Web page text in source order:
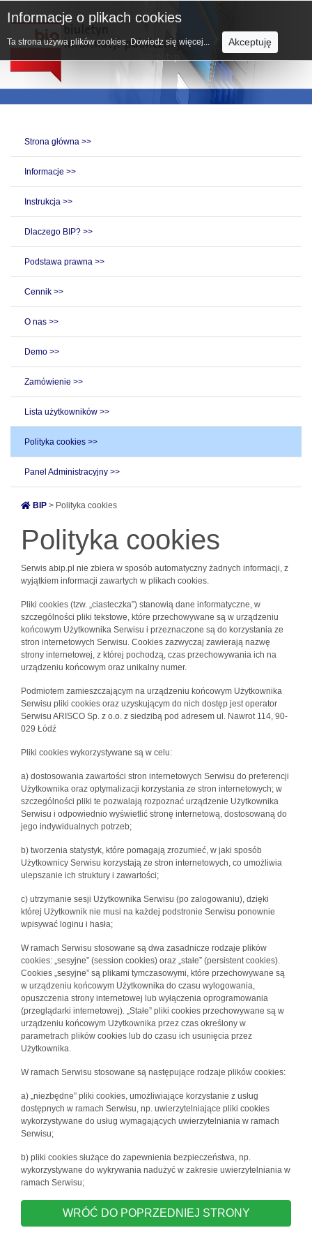
Strona główna >>
Informacje >>
Instrukcja >>
Dlaczego BIP? >>
Podstawa prawna >>
Cennik >>
O nas >>
Demo >>
Zamówienie >>
Lista użytkowników >>
Polityka cookies >>
Panel Administracyjny >>
BIP > Polityka cookies
Polityka cookies
Serwis abip.pl nie zbiera w sposób automatyczny żadnych informacji, z
wyjątkiem informacji zawartych w plikach cookies.
Pliki cookies (tzw. „ciasteczka”) stanowią dane informatyczne, w
szczególności pliki tekstowe, które przechowywane są w urządzeniu
końcowym Użytkownika Serwisu i przeznaczone są do korzystania ze
stron internetowych Serwisu. Cookies zazwyczaj zawierają nazwę
strony internetowej, z której pochodzą, czas przechowywania ich na
urządzeniu końcowym oraz unikalny numer.
Podmiotem zamieszczającym na urządzeniu końcowym Użytkownika
Serwisu pliki cookies oraz uzyskującym do nich dostęp jest operator
Serwisu ARISCO Sp. z o.o. z siedzibą pod adresem ul. Nawrot 114, 90-
029 Łódź
Pliki cookies wykorzystywane są w celu:
a) dostosowania zawartości stron internetowych Serwisu do preferencji
Użytkownika oraz optymalizacji korzystania ze stron internetowych; w
szczególności pliki te pozwalają rozpoznać urządzenie Użytkownika
Serwisu i odpowiednio wyświetlić stronę internetową, dostosowaną do
jego indywidualnych potrzeb;
b) tworzenia statystyk, które pomagają zrozumieć, w jaki sposób
Użytkownicy Serwisu korzystają ze stron internetowych, co umożliwia
ulepszanie ich struktury i zawartości;
c) utrzymanie sesji Użytkownika Serwisu (po zalogowaniu), dzięki
której Użytkownik nie musi na każdej podstronie Serwisu ponownie
wpisywać loginu i hasła;
W ramach Serwisu stosowane są dwa zasadnicze rodzaje plików
cookies: „sesyjne” (session cookies) oraz „stałe” (persistent cookies).
Cookies „sesyjne” są plikami tymczasowymi, które przechowywane są
w urządzeniu końcowym Użytkownika do czasu wylogowania,
opuszczenia strony internetowej lub wyłączenia oprogramowania
(przeglądarki internetowej). „Stałe” pliki cookies przechowywane są w
urządzeniu końcowym Użytkownika przez czas określony w
parametrach plików cookies lub do czasu ich usunięcia przez
Użytkownika.
W ramach Serwisu stosowane są następujące rodzaje plików cookies:
a) „niezbędne” pliki cookies, umożliwiające korzystanie z usług
dostępnych w ramach Serwisu, np. uwierzytelniające pliki cookies
wykorzystywane do usług wymagających uwierzytelniania w ramach
Serwisu;
b) pliki cookies służące do zapewnienia bezpieczeństwa, np.
wykorzystywane do wykrywania nadużyć w zakresie uwierzytelniania w
ramach Serwisu;
WRÓĆ DO POPRZEDNIEJ STRONY
Informacje o plikach cookies
Ta strona używa plików cookies. Dowiedz się więcej... Akceptuję